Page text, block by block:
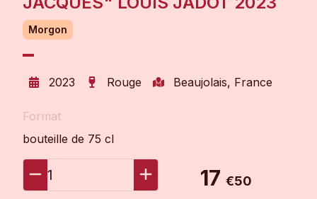
Morgon
2023 Rouge Beaujolais, France
Format
bouteille de 75 cl
1 17€50